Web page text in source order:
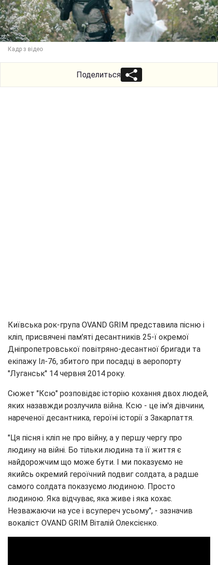
Кадр з відео
Поделиться
Київська рок-група OVAND GRIM представила пісню і
кліп, присвячені пам'яті десантників 25-ї окремої
Дніпропетровської повітряно-десантної бригади та
екіпажу Іл-76, збитого при посадці в аеропорту
"Луганськ" 14 червня 2014 року.
Сюжет "Ксю" розповідає історію кохання двох людей,
яких назавжди розлучила війна. Ксю - це ім'я дівчини,
нареченої десантника, героїні історії з Закарпаття.
"Ця пісня і кліп не про війну, а у першу чергу про
людину на війні. Бо тільки людина та її життя є
найдорожчим що може бути. І ми показуємо не
якийсь окремий героїчний подвиг солдата, а радше
самого солдата показуємо людиною. Просто
людиною. Яка відчуває, яка живе і яка кохає.
Незважаючи на усе і всупереч усьому", - зазначив
вокаліст OVAND GRIM Віталій Олексієнко.